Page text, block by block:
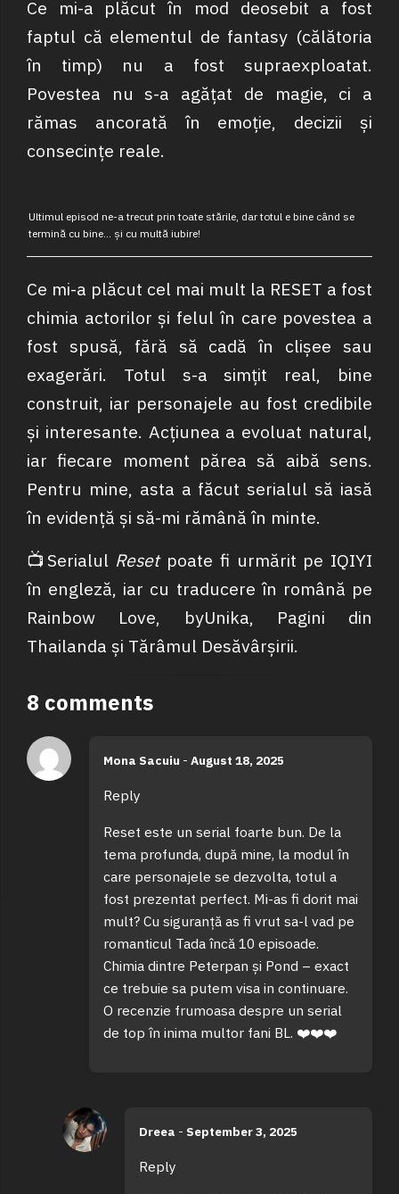
Ce mi-a plăcut în mod deosebit a fost
faptul că elementul de fantasy (călătoria
în timp) nu a fost supraexploatat.
Povestea nu s-a agățat de magie, ci a
rămas ancorată în emoție, decizii și
consecințe reale.
Ultimul episod ne-a trecut prin toate stările, dar totul e bine când se
termină cu bine… și cu multă iubire!
Ce mi-a plăcut cel mai mult la RESET a fost
chimia actorilor și felul în care povestea a
fost spusă, fără să cadă în clișee sau
exagerări. Totul s-a simțit real, bine
construit, iar personajele au fost credibile
și interesante. Acțiunea a evoluat natural,
iar fiecare moment părea să aibă sens.
Pentru mine, asta a făcut serialul să iasă
în evidență și să-mi rămână în minte.
📺Serialul Resetpoate fi urmărit pe IQIYI
în engleză, iar cu traducere în română pe
Rainbow Love, byUnika, Pagini din
Thailanda și Tărâmul Desăvârșirii.
8 comments
Mona Sacuiu - August 18, 2025
Reply
Reset este un serial foarte bun. De la
tema profunda, după mine, la modul în
care personajele se dezvolta, totul a
fost prezentat perfect. Mi-as fi dorit mai
mult? Cu siguranță as fi vrut sa-l vad pe
romanticul Tada încă 10 episoade.
Chimia dintre Peterpan și Pond – exact
ce trebuie sa putem visa in continuare.
O recenzie frumoasa despre un serial
de top în inima multor fani BL. ❤️❤️❤️
Dreea - September 3, 2025
Reply